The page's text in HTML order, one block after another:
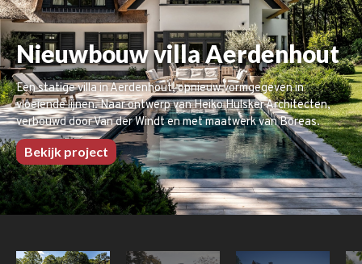
Nieuwbouw villa Aerdenhout
Een statige villa in Aerdenhout, opnieuw vormgegeven in
vloeiende lijnen. Naar ontwerp van Heiko Hulsker Architecten,
verbouwd door Van der Windt en met maatwerk van Boreas.
Bekijk project